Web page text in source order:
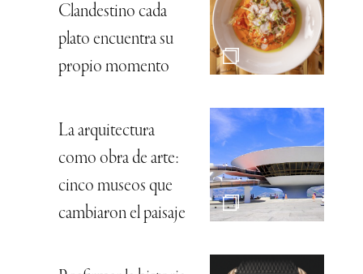
Clandestino cada
plato encuentra su
propio momento
La arquitectura
como obra de arte:
cinco museos que
cambiaron el paisaje